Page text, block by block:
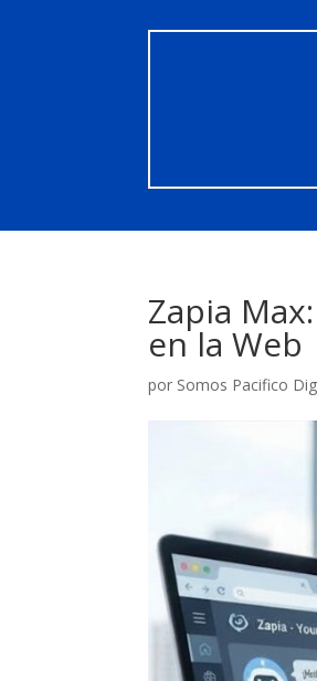
Zapia
en la Web
por Somos Pacifico